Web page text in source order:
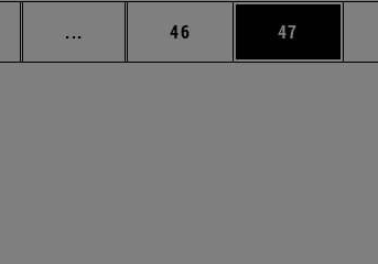
... Páginas intermedias Use TAB para
Página
46 Página
47